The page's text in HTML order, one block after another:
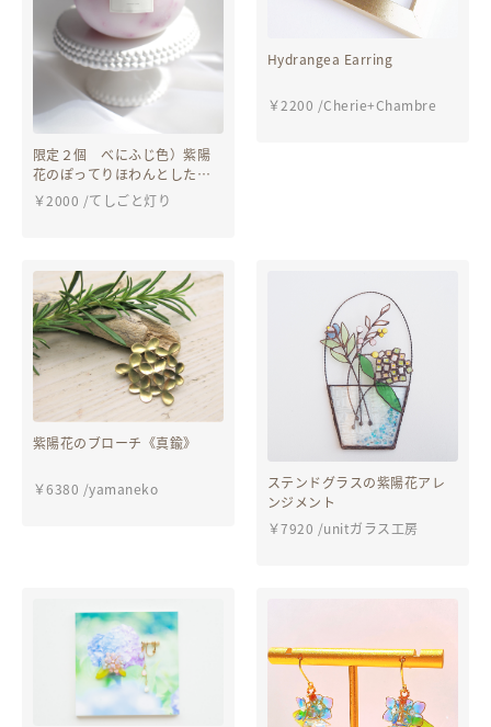
限定２個 べにふじ色）紫陽
花のぽってりほわんとしたキ
ャンドルホルダー
￥2000 /てしごと灯り
Hydrangea Earring
￥2200 /Cherie+Chambre
紫陽花のブローチ《真鍮》
￥6380 /yamaneko
ステンドグラスの紫陽花アレ
ンジメント
￥7920 /unitガラス工房